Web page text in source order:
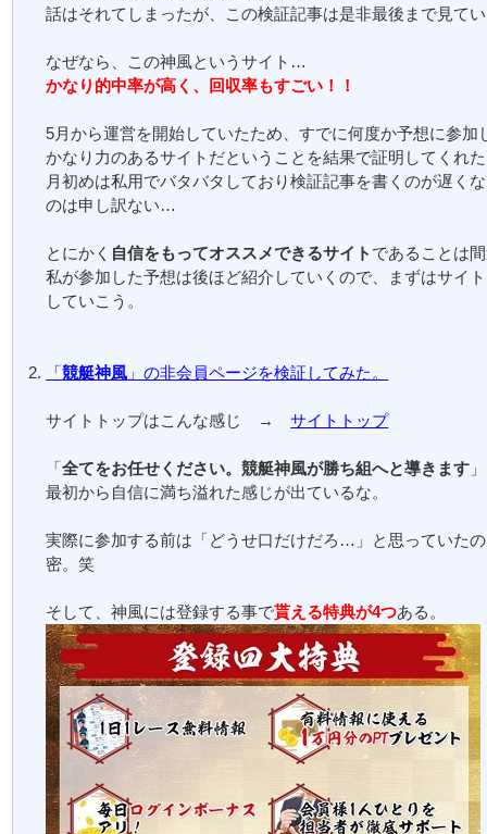
話はそれてしまったが、この検証記事は是非最後まで見て
なぜなら、この神風というサイト…
かなり的中率が高く、回収率もすごい！！
5月から運営を開始していたため、すでに何度か予想に参加
かなり力のあるサイトだということを結果で証明してくれ
月初めは私用でバタバタしており検証記事を書くのが遅く
のは申し訳ない…
とにかく 自信をもってオススメできるサイト であることは
私が参加した予想は後ほど紹介していくので、まずはサイ
していこう。
「競艇神風 」の非会員ページを検証してみた。
サイトトップはこんな感じ →サイトトップ
「全てをお任せください。競艇神風が勝ち組へと導きます 」
最初から自信に満ち溢れた感じが出ているな。
実際に参加する前は「どうせ口だけだろ…」と思っていた
密。笑
そして、神風には登録する事で貰える特典が4つある。